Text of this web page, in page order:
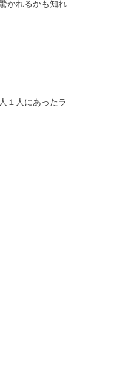
かれるかも知れ
１人にあったラ